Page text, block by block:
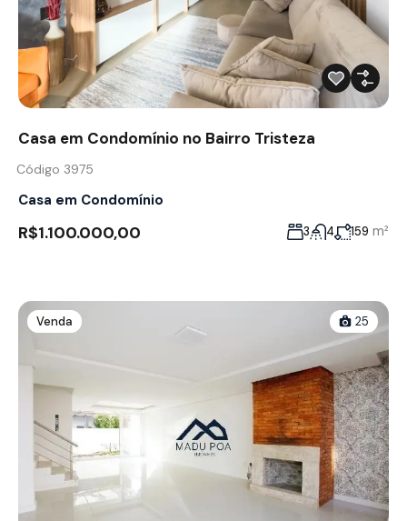
Casa em Condomínio no Bairro Tristeza
Código 3975
Casa em Condomínio
R$1.100.000,00 3 4 159 m²
Venda 25